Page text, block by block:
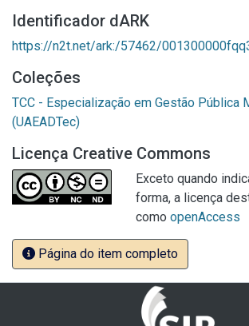
Identificador dARK
https://n2t.net/ark:/57462/
Coleções
TCC - Especialização em Gestão Pública
(UAEADTec)
Licença Creative Commons
Exceto quando
forma, a licença
como openAccess
Página do item completo